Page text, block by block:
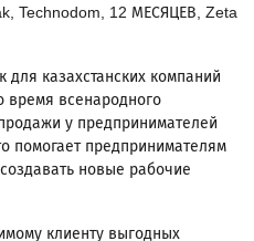
Technodom, 12 МЕСЯЦЕВ, Zeta
казахстанских компаний
время всенародного
у предпринимателей
помогает предпринимателям
новые рабочие
клиенту выгодных